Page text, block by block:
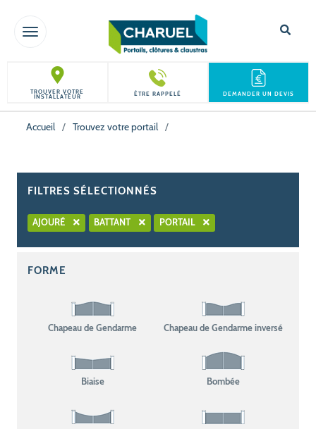
TOGGLE NAVIGATION
TROUVER VOTRE
INSTALLATEUR ÊTRE RAPPELÉ DEMANDER UN DEVIS
Accueil / Trouvez votre portail /
FILTRES SÉLECTIONNÉS
AJOURÉ BATTANT PORTAIL
FORME
Chapeau de Gendarme Chapeau de Gendarme inversé
Biaise Bombée